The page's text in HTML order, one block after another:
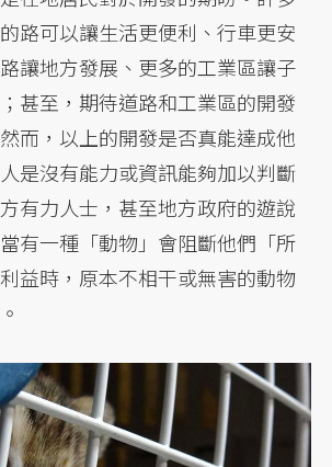
路可以讓生活更便利、行車更安
讓地方發展、更多的工業區讓子
甚至，期待道路和工業區的開發
而，以上的開發是否真能達成他
是沒有能力或資訊能夠加以判斷
有力人士，甚至地方政府的遊說
有一種「動物」會阻斷他們「所
益時，原本不相干或無害的動物